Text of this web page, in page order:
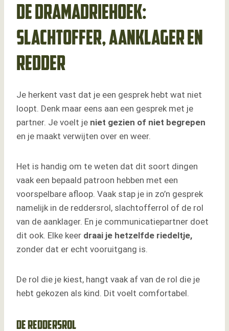
De dramadriehoek:
slachtoffer, aanklager en
redder
Je herkent vast dat je een gesprek hebt wat niet
loopt. Denk maar eens aan een gesprek met je
partner. Je voelt je niet gezien of niet begrepen
en je maakt verwijten over en weer.
Het is handig om te weten dat dit soort dingen
vaak een bepaald patroon hebben met een
voorspelbare afloop. Vaak stap je in zo’n gesprek
namelijk in de reddersrol, slachtofferrol of de rol
van de aanklager. En je communicatiepartner doet
dit ook. Elke keer draai je hetzelfde riedeltje,
zonder dat er echt vooruitgang is.
De rol die je kiest, hangt vaak af van de rol die je
hebt gekozen als kind. Dit voelt comfortabel.
De reddersrol